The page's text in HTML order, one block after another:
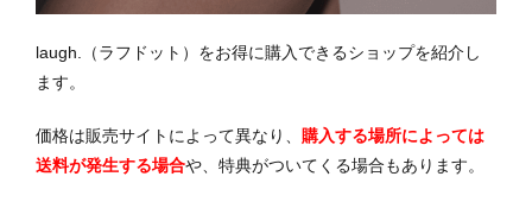
laugh.（ラフドット）をお得に購入できるショップを紹介し
ます。
価格は販売サイトによって異なり、
購入する場所によっては
送料が発生する場合や、特典がついてくる場合もあります。